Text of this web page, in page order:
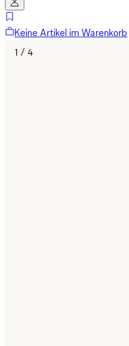
Keine Artikel im Warenkorb
1 / 4